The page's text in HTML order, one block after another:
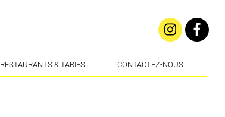
RESTAURANTS & TARIFS CONTACTEZ-NOUS !